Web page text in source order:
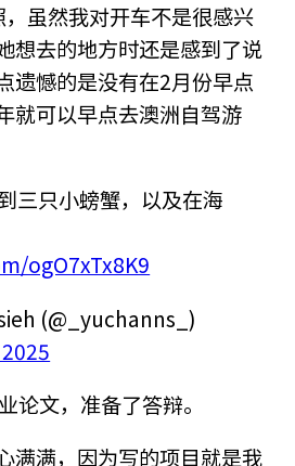
虽然我对开车不是很感兴
想去的地方时还是感到了说
遗憾的是没有在2月份早点
就可以早点去澳洲自驾游
三只小螃蟹，以及在海
ogO7xTx8K9
(@_yuchanns_)
论文，准备了答辩。
满满，因为写的项目就是我